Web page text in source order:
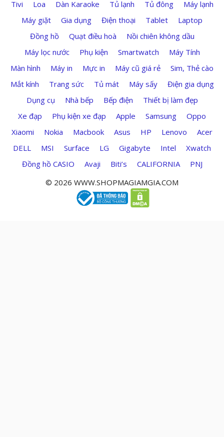
Tivi Loa Dàn Karaoke Tủ lạnh Tủ đông
Máy lạnh
Máy giặt
Gia dụng Điện thoại Tablet
Laptop
Đồng hồ
Quạt điều hoà
Nồi chiên không dầu
Máy lọc nước
Phụ kiện Smartwatch
Máy Tính
Màn hình
Máy in Mực in Máy cũ giá rẻ
Sim, Thẻ cào
Mắt kính
Trang sức Tủ mát Máy sấy
Điện gia dụng
Dụng cụ
Nhà bếp Bếp điện
Thiết bị làm đẹp
Xe đạp
Phụ kiện xe đạp Apple Samsung
Oppo
Xiaomi
Nokia Macbook Asus HP Lenovo
Acer
DELL
MSI Surface LG Gigabyte Intel
Xwatch
Đồng hồ CASIO
Avaji Biti’s CALIFORNIA
PNJ
© 2026 WWW.SHOPMAGIAMGIA.COM